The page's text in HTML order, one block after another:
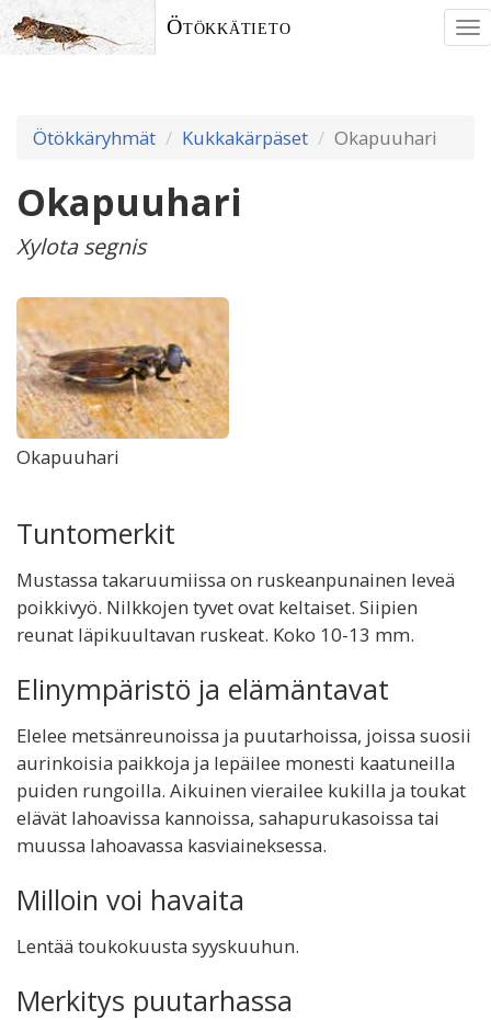
Ötökkätieto
Ötökkäryhmät Kukkakärpäset Okapuuhari
Okapuuhari
Xylota segnis
Okapuuhari
Tuntomerkit
Mustassa takaruumiissa on ruskeanpunainen leveä
poikkivyö. Nilkkojen tyvet ovat keltaiset. Siipien
reunat läpikuultavan ruskeat. Koko 10-13 mm.
Elinympäristö ja elämäntavat
Elelee metsänreunoissa ja puutarhoissa, joissa suosii
aurinkoisia paikkoja ja lepäilee monesti kaatuneilla
puiden rungoilla. Aikuinen vierailee kukilla ja toukat
elävät lahoavissa kannoissa, sahapurukasoissa tai
muussa lahoavassa kasviaineksessa.
Milloin voi havaita
Lentää toukokuusta syyskuuhun.
Merkitys puutarhassa